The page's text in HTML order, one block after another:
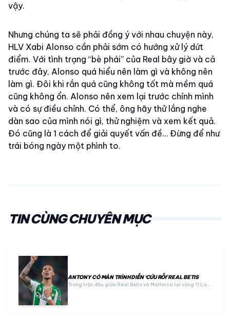
vậy.
Nhưng chúng ta sẽ phải đồng ý với nhau chuyện này,
HLV Xabi Alonso cần phải sớm có hướng xử lý dứt
điểm. Với tình trạng “bè phái” của Real bây giờ và cả
trước đây, Alonso quá hiểu nên làm gì và không nên
làm gì. Đôi khi rắn quá cũng không tốt mà mềm quá
cũng không ổn. Alonso nên xem lại trước chính mình
và có sự điều chỉnh. Có thể, ông hãy thử lắng nghe
dàn sao của mình nói gì, thử nghiệm và xem kết quả.
Đó cũng là 1 cách để giải quyết vấn đề… Đừng để như
trái bóng ngày một phình to.
TIN CÙNG CHUYÊN MỤC
ANTONY CÓ MÀN TRÌNH DIỄN ‘CỨU RỖI’ REAL BETIS
Trong trận đấu giữa Real Betis và Mallorca tại vòng 11 La…